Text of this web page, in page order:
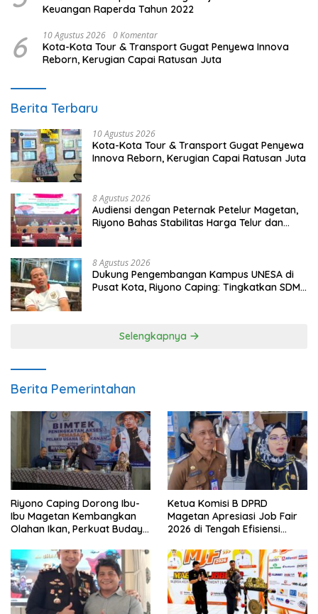
Keuangan Raperda Tahun 2022
6 10 Agustus 2026 0 Komentar
Kota-Kota Tour & Transport Gugat Penyewa Innova
Reborn, Kerugian Capai Ratusan Juta
Berita Terbaru
10 Agustus 2026
Kota-Kota Tour & Transport Gugat Penyewa
Innova Reborn, Kerugian Capai Ratusan Juta
8 Agustus 2026
Audiensi dengan Peternak Petelur Magetan,
Riyono Bahas Stabilitas Harga Telur dan
8 Agustus 2026
Dukung Pengembangan Kampus UNESA di
Pusat Kota, Riyono Caping: Tingkatkan SDM
Selengkapnya
Berita Pemerintahan
Riyono Caping Dorong Ibu-
Ibu Magetan Kembangkan
Olahan Ikan, Perkuat Budaya
Ketua Komisi B DPRD
Magetan Apresiasi Job Fair
2026 di Tengah Efisiensi